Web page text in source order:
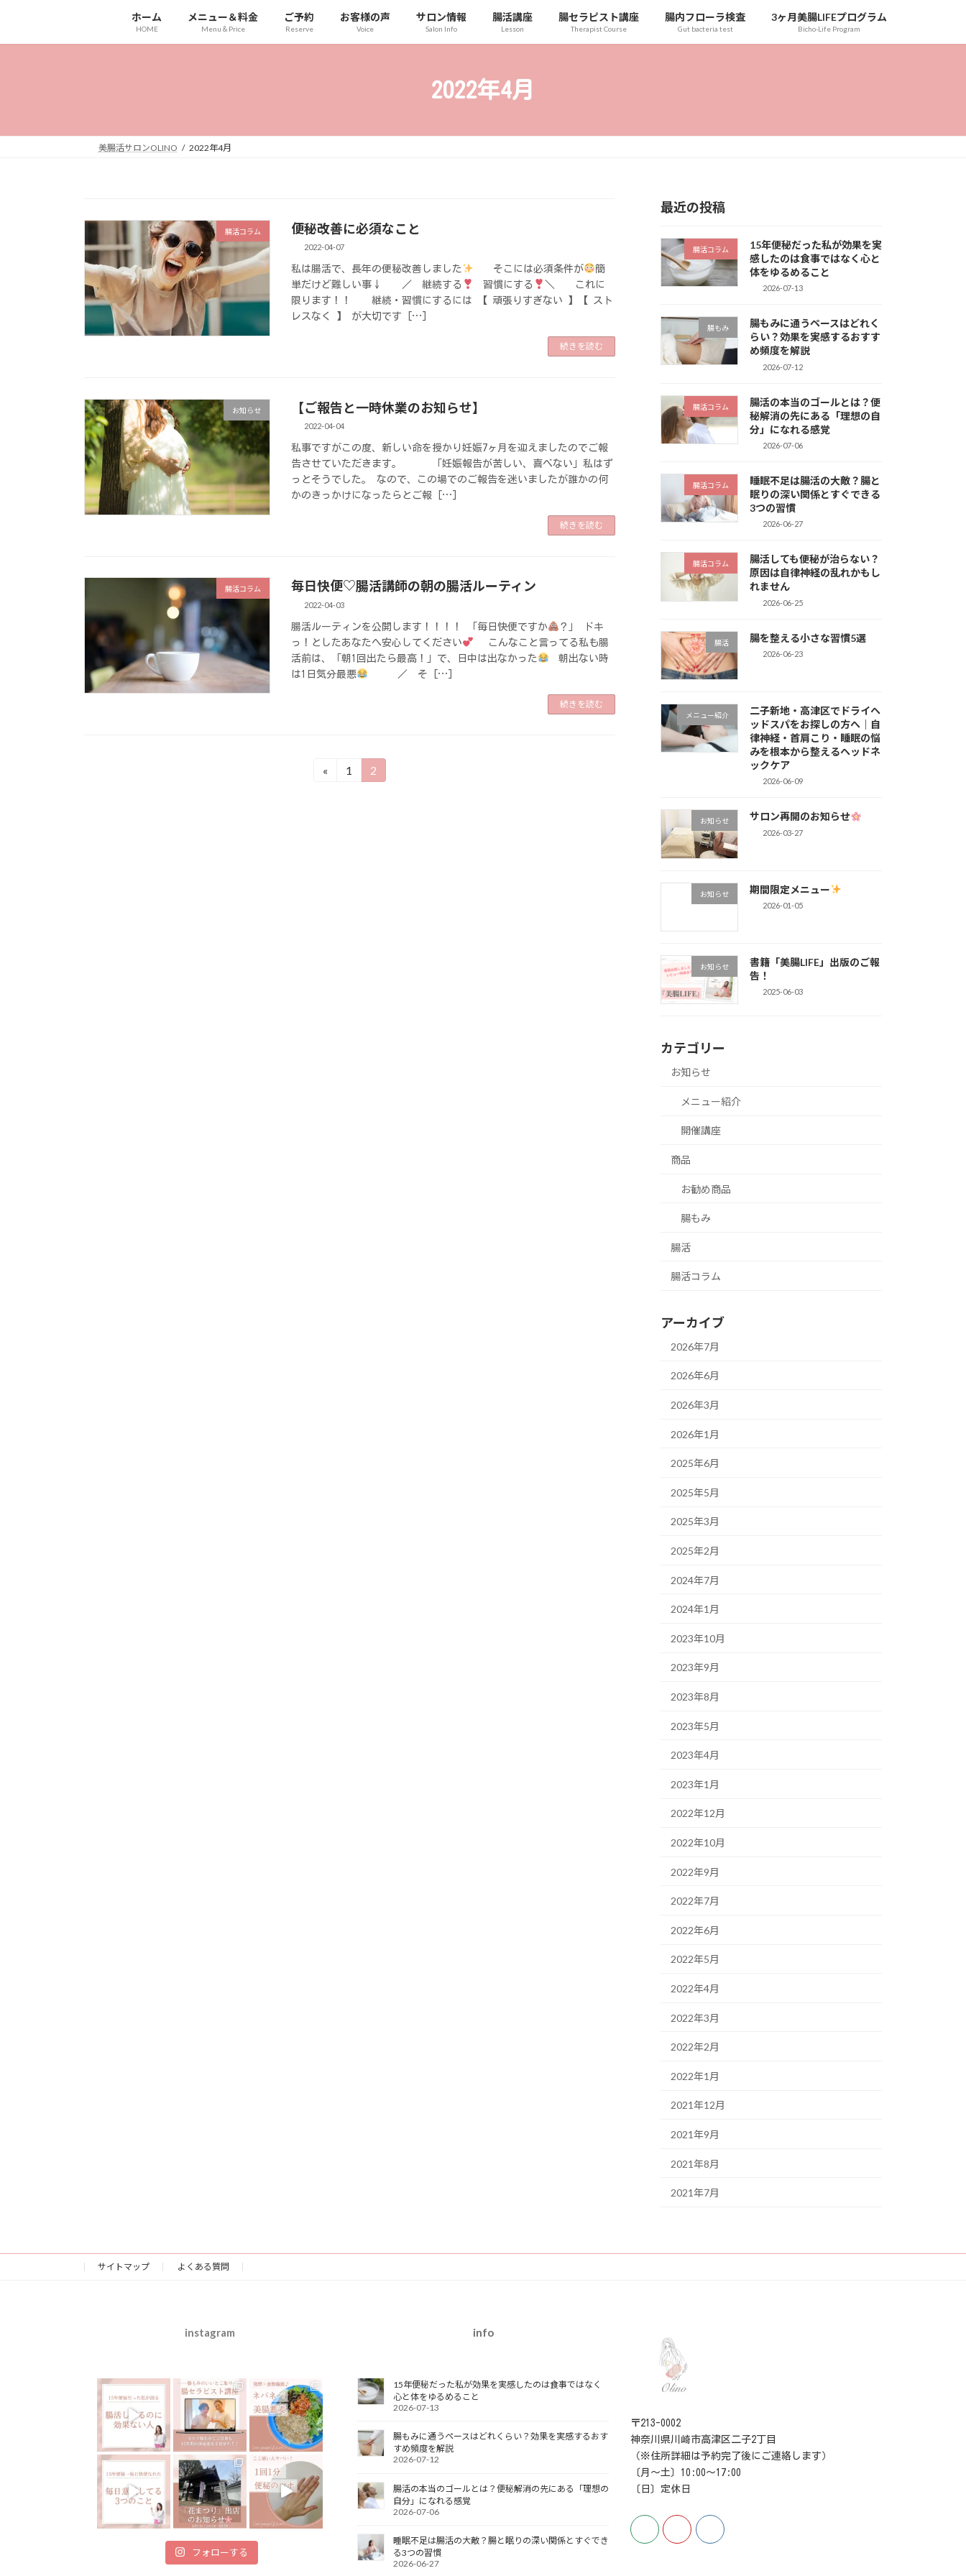
テ
ゲ
ホーム
HOME
メニュー＆料金
Menu＆Price
ご予約
Reserve
お客様の声
Voice
サロン情報
Salon Info
腸活講座
Lesson
腸セラピスト講座
Therapist Course
腸内フローラ検査
Gut bacteria test
3ヶ月美腸LIFEプログラム
Bicho-Life Program
2022年4月
美腸活サロンOLINO 2022年4月
腸活コラム 便秘改善に必須なこと
2022-04-07
私は腸活で、長年の便秘改善しました そこには必須条件が
簡
単だけど難しい事↓ ／ 継続する
習慣にする
＼ これに
限ります！！ 継続・習慣にするには 【 頑張りすぎない 】【 スト
レスなく 】 が大切です […]
続きを読む
お知らせ 【ご報告と一時休業のお知らせ】
2022-04-04
私事ですがこの度、新しい命を授かり妊娠7ヶ月を迎えましたのでご報
告させていただきます。 「妊娠報告が苦しい、喜べない」私はず
っとそうでした。 なので、この場でのご報告を迷いましたが誰かの何
かのきっかけになったらとご報 […]
続きを読む
腸活コラム 毎日快便♡腸活講師の朝の腸活ルーティン
2022-04-03
腸活ルーティンを公開します！！！！ 「毎日快便ですか
？」 ドキ
っ！としたあなたへ安心してください
こんなこと言ってる私も腸
活前は、「朝1回出たら最高！」で、日中は出なかった
朝出ない時
は1日気分最悪
／ そ […]
続きを読む
«
固
1
固
2
最近の投稿
腸活コラム
15年便秘だった私が効果を実
感したのは食事ではなく心と
体をゆるめること
2026-07-13
腸もみ
腸もみに通うペースはどれく
らい？効果を実感するおすす
め頻度を解説
2026-07-12
腸活コラム
腸活の本当のゴールとは？便
秘解消の先にある「理想の自
分」になれる感覚
2026-07-06
腸活コラム
睡眠不足は腸活の大敵？腸と
眠りの深い関係とすぐできる
3つの習慣
2026-06-27
腸活コラム
腸活しても便秘が治らない？
原因は自律神経の乱れかもし
れません
2026-06-25
腸活 腸を整える小さな習慣5選
2026-06-23
メニュー紹介
二子新地・高津区でドライヘ
ッドスパをお探しの方へ｜自
律神経・首肩こり・睡眠の悩
みを根本から整えるヘッドネ
ックケア
2026-06-09
お知らせ サロン再開のお知らせ
2026-03-27
お知らせ 期間限定メニュー
2026-01-05
お知らせ
書籍「美腸LIFE」出版のご報
告！
2025-06-03
カテゴリー
お知らせ
メニュー紹介
開催講座
商品
お勧め商品
腸もみ
腸活
腸活コラム
アーカイブ
2026年7月
2026年6月
2026年3月
2026年1月
2025年6月
2025年5月
2025年3月
2025年2月
2024年7月
2024年1月
2023年10月
2023年9月
2023年8月
2023年5月
2023年4月
2023年1月
2022年12月
2022年10月
2022年9月
2022年7月
2022年6月
2022年5月
2022年4月
2022年3月
2022年2月
2022年1月
2021年12月
2021年9月
2021年8月
2021年7月
サイトマップ よくある質問
instagram
フォローする
info
15年便秘だった私が効果を実感したのは食事ではなく
心と体をゆるめること
2026-07-13
腸もみに通うペースはどれくらい？効果を実感するおす
すめ頻度を解説
2026-07-12
腸活の本当のゴールとは？便秘解消の先にある「理想の
自分」になれる感覚
2026-07-06
睡眠不足は腸活の大敵？腸と眠りの深い関係とすぐでき
る3つの習慣
2026-06-27
〒213-0002
神奈川県川崎市高津区二子2丁目
（※住所詳細は予約完了後にご連絡します）
〔月〜土〕10:00〜17:00
〔日〕定休日